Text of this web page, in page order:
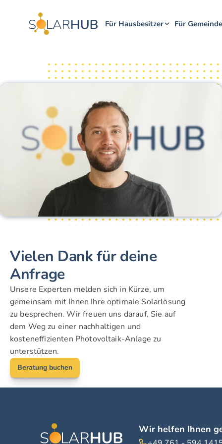
Für Hausbesitzer Für
Vielen Dank für deine
Anfrage
Unsere Experten melden sich in Kürze, um
gemeinsam mit Ihnen Ihre optimale Solarlösung
zu besprechen. Wir freuen uns darauf, Sie auf
dem Weg zu einer nachhaltigen und
kosteneffizienten Photovoltaik-Anlage zu
unterstützen.
Beratung buchen
Wir helfen Ihnen